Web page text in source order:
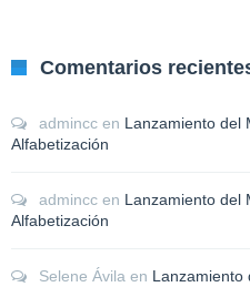
Comentarios
admincc en Lanzamiento del
Alfabetización
admincc en Lanzamiento del
Alfabetización
Selene Ávila en Lanzamiento